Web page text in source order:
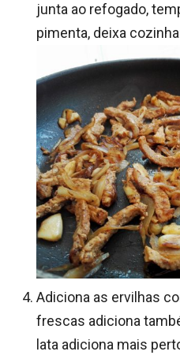
junta ao refogado,
pimenta, deixa
Adiciona as ervilhas
frescas adiciona
lata adiciona mais